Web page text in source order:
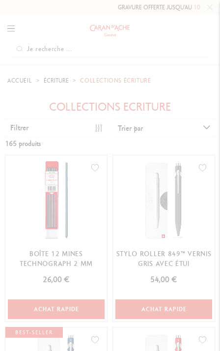
GRAVURE OFFERTE JUSQU'AU10 MAI 2026 INCLUS
ACCUEIL ÉCRITURE COLLECTIONS ÉCRITURE
COLLECTIONS ECRITURE
Filtrer Trier par
165 produits
BOÎTE 12 MINES
TECHNOGRAPH 2 MM
26,00 €
ACHAT RAPIDE
STYLO ROLLER 849™ VERNIS
GRIS AVEC ÉTUI
54,00 €
ACHAT RAPIDE
BEST-SELLER